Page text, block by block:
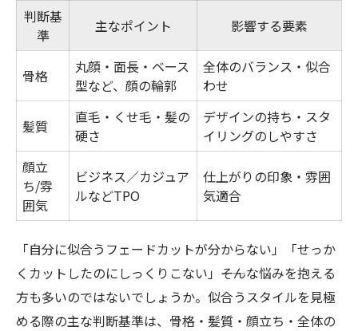
判断基
準
主なポイント 影響する要素
骨格
丸顔・面長・ベース
型など、顔の輪郭
全体のバランス・似合
わせ
髪質
直毛・くせ毛・髪の
硬さ
デザインの持ち・スタ
イリングのしやすさ
顔立
ち/雰
囲気
ビジネス／カジュア
ルなどTPO
仕上がりの印象・雰囲
気適合
「自分に似合うフェードカットが分からない」「せっか
くカットしたのにしっくりこない」――そんな悩みを抱える
方も多いのではないでしょうか。似合うスタイルを見極
める際の主な判断基準は、骨格・髪質・顔立ち・全体の